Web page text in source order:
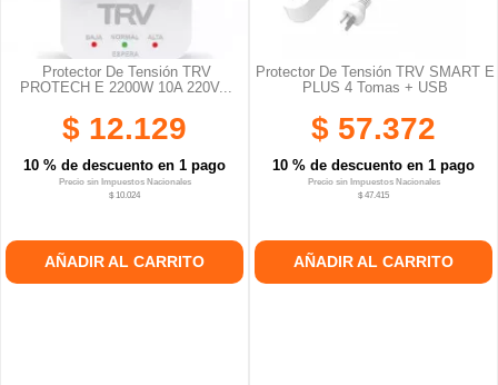
Protector De Tensión TRV
PROTECH E 2200W 10A 220V...
$ 12.129
10 % de descuento en 1 pago
Precio sin Impuestos Nacionales
$ 10.024
AÑADIR AL CARRITO
Protector De Tensión TRV SMART E
PLUS 4 Tomas + USB
$ 57.372
10 % de descuento en 1 pago
Precio sin Impuestos Nacionales
$ 47.415
AÑADIR AL CARRITO